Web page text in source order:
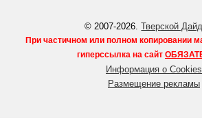
© 2007-2026.Тверской
При частичном или полном копировании
гиперссылка на сайт
Информация о Cookies
Размещение рекламы